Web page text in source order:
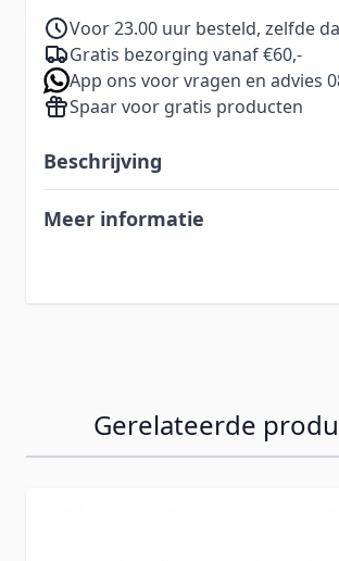
Voor 23.00 uur besteld, zelfde
Gratis bezorging vanaf €60,-
App ons voor vragen en advies
Spaar voor gratis producten
Beschrijving
Meer informatie
Gerelateerde